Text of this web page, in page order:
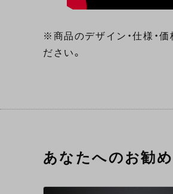
※商品のデザイン・仕様・
ださい。
あなたへのお勧め